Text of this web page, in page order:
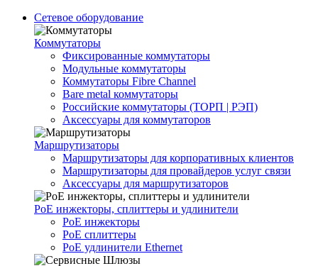
Сетевое оборудование
Коммутаторы
Фиксированные коммутаторы
Модульные коммутаторы
Коммутаторы Fibre Channel
Bare metal коммутаторы
Российские коммутаторы (ТОРП | РЭП)
Аксессуары для коммутаторов
Маршрутизаторы
Маршрутизаторы для корпоративных клиентов
Маршрутизаторы для провайдеров услуг связи
Аксессуары для маршрутизаторов
PoE инжекторы, сплиттеры и удлинители
PoE инжекторы
PoE сплиттеры
PoE удлинители Ethernet